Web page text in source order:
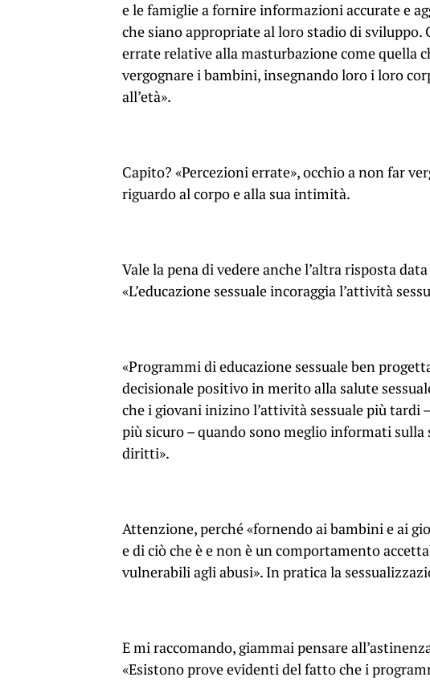
e le famiglie a fornire informazioni accurate e
che siano appropriate al loro stadio di
errate relative alla masturbazione come quella
vergognare i bambini, insegnando loro i loro
all’età».
Capito? «Percezioni errate», occhio a non far
riguardo al corpo e alla sua intimità.
Vale la pena di vedere anche l’altra risposta
«L’educazione sessuale incoraggia l’attività
«Programmi di educazione sessuale ben
decisionale positivo in merito alla salute
che i giovani inizino l’attività sessuale più tardi
più sicuro – quando sono meglio informati
diritti».
Attenzione, perché «fornendo ai bambini e ai
e di ciò che è e non è un comportamento
vulnerabili agli abusi». In pratica la
E mi raccomando, giammai pensare
«Esistono prove evidenti del fatto che i